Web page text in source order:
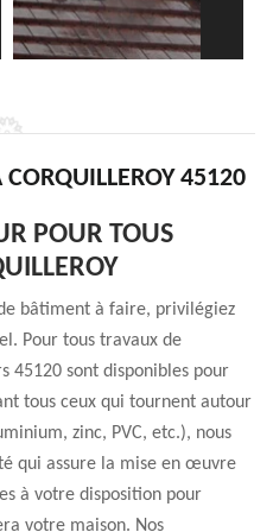
45120
POUR TOUS
bâtiment à faire, privilégiez
Pour tous travaux de
45120 sont disponibles pour
tous ceux qui tournent autour
zinc, PVC, etc.), nous
qui assure la mise en œuvre
à votre disposition pour
votre maison. Nos